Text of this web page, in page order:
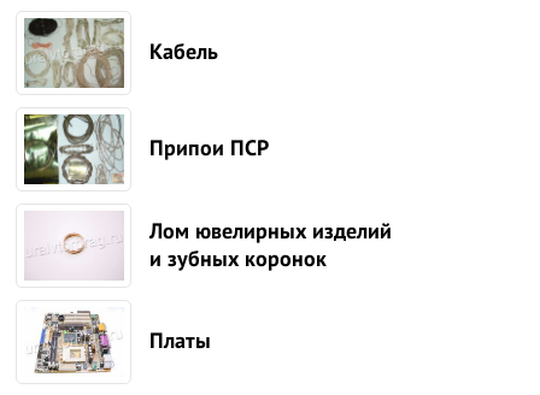
Кабель
Припои ПСР
Лом ювелирных изделий
и зубных коронок
Платы